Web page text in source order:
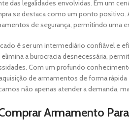
das legalidades envolvidas. Em um
se destaca como um ponto
de segurança, permitindo uma
é ser um intermediário confiável e
a burocracia desnecessária,
Com um profundo
de armamentos de forma
não apenas atender a demanda,
Armamento